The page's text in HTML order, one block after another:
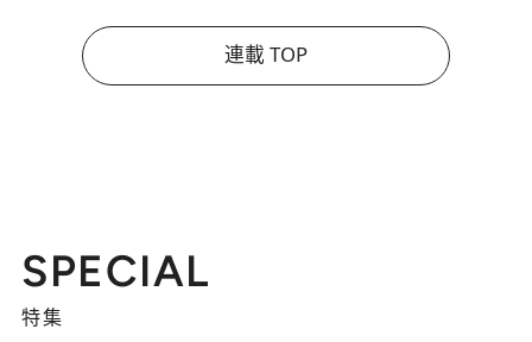
連載 TOP
SPECIAL
特集